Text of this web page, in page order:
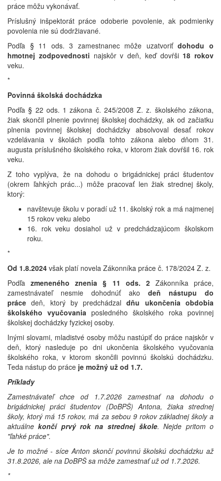
práce môžu vykonávať.
Príslušný inšpektorát práce odoberie povolenie, ak podmienky
povolenia nie sú dodržiavané.
Podľa § 11 ods. 3 zamestnanec môže uzatvoriťdohodu o
hmotnej zodpovednosti najskôr v deň, keď dovŕši 18 rokov
veku.
*
Povinná školská dochádzka
Podľa § 22 ods. 1 zákona č. 245/2008 Z. z. školského zákona,
žiak skončil plnenie povinnej školskej dochádzky, ak od začiatku
plnenia povinnej školskej dochádzky absolvoval desať rokov
vzdelávania v školách podľa tohto zákona alebo dňom 31.
augusta príslušného školského roka, v ktorom žiak dovŕšil 16. rok
veku.
Z toho vyplýva, že na dohodu o brigádnickej práci študentov
(okrem ľahkých prác...) môže pracovať len žiak strednej školy,
ktorý:
navštevuje školu v poradí už 11. školský rok a má najmenej
15 rokov veku alebo
16. rok veku dosiahol už v predchádzajúcom školskom
roku.
*
Od 1.8.2024 však platí novela Zákonníka práce č. 178/2024 Z. z.
Podľazmeneného znenia § 11 ods. 2Zákonníka práce,
zamestnávateľ nesmie dohodnúť ako deň nástupu do
práce deň, ktorý by predchádzaldňu ukončenia obdobia
školského vyučovania posledného školského roka povinnej
školskej dochádzky fyzickej osoby.
Inými slovami, mladistvé osoby môžu nastúpiť do práce najskôr v
deň, ktorý nasleduje po dni ukončenia školského vyučovania
školského roka, v ktorom skončili povinnú školskú dochádzku.
Teda nástup do práce je možný už od 1.7.
Príklady
Zamestnávateľ chce od 1.7.2026 zamestnať na dohodu o
brigádnickej práci študentov (DoBPŠ) Antona, žiaka strednej
školy, ktorý má 15 rokov, má za sebou 9 rokov základnej školy a
aktuálnekončí prvý rok na strednej škole. Nejde pritom o
"ľahké práce".
Je to možné - síce Anton skončí povinnú školskú dochádzku až
31.8.2026, ale na DoBPŠ sa môže zamestnať už od 1.7.2026.
*